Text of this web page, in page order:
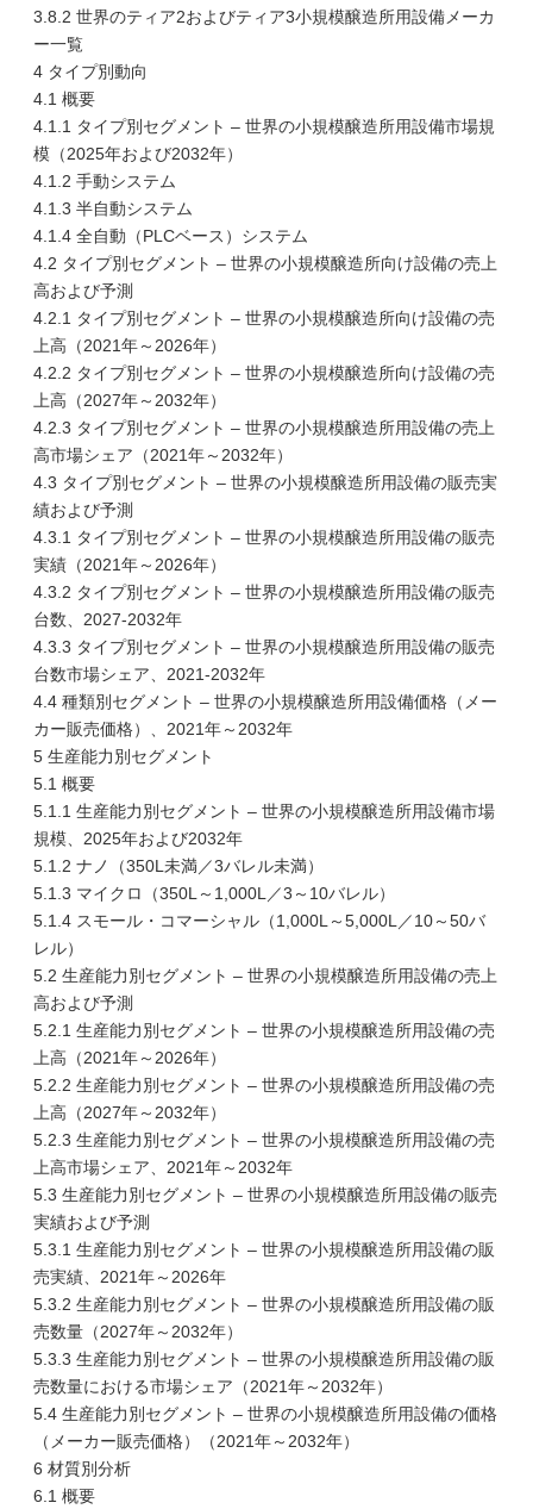
3.8.2 世界のティア2およびティア3小規模醸造所用設備メーカ
ー一覧
4 タイプ別動向
4.1 概要
4.1.1 タイプ別セグメント – 世界の小規模醸造所用設備市場規
模（2025年および2032年）
4.1.2 手動システム
4.1.3 半自動システム
4.1.4 全自動（PLCベース）システム
4.2 タイプ別セグメント – 世界の小規模醸造所向け設備の売上
高および予測
4.2.1 タイプ別セグメント – 世界の小規模醸造所向け設備の売
上高（2021年～2026年）
4.2.2 タイプ別セグメント – 世界の小規模醸造所向け設備の売
上高（2027年～2032年）
4.2.3 タイプ別セグメント – 世界の小規模醸造所用設備の売上
高市場シェア（2021年～2032年）
4.3 タイプ別セグメント – 世界の小規模醸造所用設備の販売実
績および予測
4.3.1 タイプ別セグメント – 世界の小規模醸造所用設備の販売
実績（2021年～2026年）
4.3.2 タイプ別セグメント – 世界の小規模醸造所用設備の販売
台数、2027-2032年
4.3.3 タイプ別セグメント – 世界の小規模醸造所用設備の販売
台数市場シェア、2021-2032年
4.4 種類別セグメント – 世界の小規模醸造所用設備価格（メー
カー販売価格）、2021年～2032年
5 生産能力別セグメント
5.1 概要
5.1.1 生産能力別セグメント – 世界の小規模醸造所用設備市場
規模、2025年および2032年
5.1.2 ナノ（350L未満／3バレル未満）
5.1.3 マイクロ（350L～1,000L／3～10バレル）
5.1.4 スモール・コマーシャル（1,000L～5,000L／10～50バ
レル）
5.2 生産能力別セグメント – 世界の小規模醸造所用設備の売上
高および予測
5.2.1 生産能力別セグメント – 世界の小規模醸造所用設備の売
上高（2021年～2026年）
5.2.2 生産能力別セグメント – 世界の小規模醸造所用設備の売
上高（2027年～2032年）
5.2.3 生産能力別セグメント – 世界の小規模醸造所用設備の売
上高市場シェア、2021年～2032年
5.3 生産能力別セグメント – 世界の小規模醸造所用設備の販売
実績および予測
5.3.1 生産能力別セグメント – 世界の小規模醸造所用設備の販
売実績、2021年～2026年
5.3.2 生産能力別セグメント – 世界の小規模醸造所用設備の販
売数量（2027年～2032年）
5.3.3 生産能力別セグメント – 世界の小規模醸造所用設備の販
売数量における市場シェア（2021年～2032年）
5.4 生産能力別セグメント – 世界の小規模醸造所用設備の価格
（メーカー販売価格）（2021年～2032年）
6 材質別分析
6.1 概要